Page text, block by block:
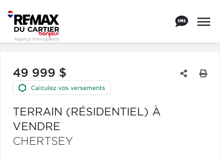
49 999 $
TERRAIN (RÉSIDENTIEL) À
VENDRE
CHERTSEY